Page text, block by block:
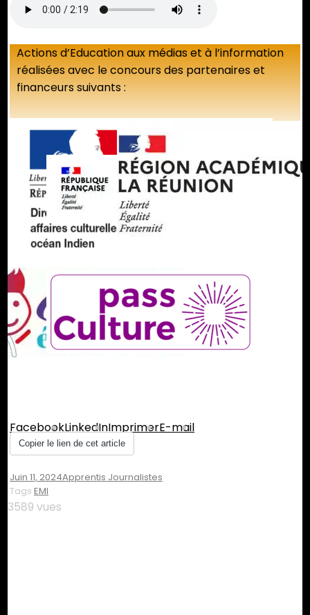
Actions d’Education aux médias et à l’information
réalisées avec le concours des partenaires et
financeurs suivants :
FacebookLinkedInImprimerE-mail
Copier le lien de cet article
Juin 11, 2024Apprentis Journalistes
Tags EMI
3589 vues